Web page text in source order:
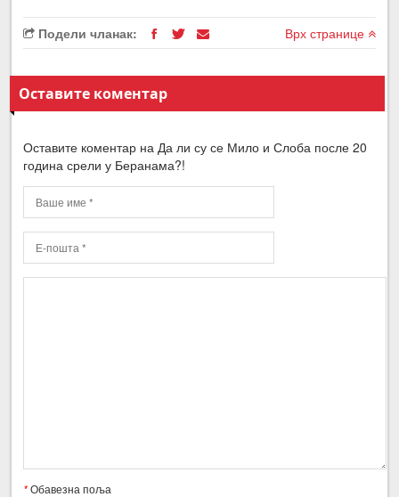
Подели чланак: Врх странице
Оставите коментар
Оставите коментар на Да ли су се Мило и Слоба после 20
година срели у Беранама?!
*Обавезна поља